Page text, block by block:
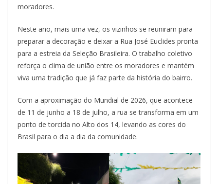
moradores.
Neste ano, mais uma vez, os vizinhos se reuniram para
preparar a decoração e deixar a Rua José Euclides pronta
para a estreia da Seleção Brasileira. O trabalho coletivo
reforça o clima de união entre os moradores e mantém
viva uma tradição que já faz parte da história do bairro.
Com a aproximação do Mundial de 2026, que acontece
de 11 de junho a 18 de julho, a rua se transforma em um
ponto de torcida no Alto dos 14, levando as cores do
Brasil para o dia a dia da comunidade.